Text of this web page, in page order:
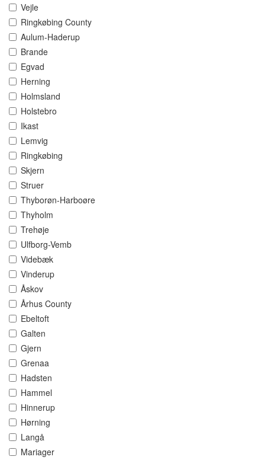
Vejle
Ringkøbing County
Aulum-Haderup
Brande
Egvad
Herning
Holmsland
Holstebro
Ikast
Lemvig
Ringkøbing
Skjern
Struer
Thyborøn-Harboøre
Thyholm
Trehøje
Ulfborg-Vemb
Videbæk
Vinderup
Åskov
Århus County
Ebeltoft
Galten
Gjern
Grenaa
Hadsten
Hammel
Hinnerup
Hørning
Langå
Mariager